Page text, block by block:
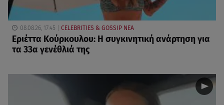
08.08.26, 17:45 CELEBRITIES & GOSSIP ΝΕΑ
Εριέττα Κούρκουλου: Η συγκινητική ανάρτηση για
τα 33α γενέθλιά της